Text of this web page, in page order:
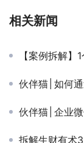
相关新闻
【案例拆解】1个
伙伴猫│如何通过
伙伴猫│企业微
拆解生财有术